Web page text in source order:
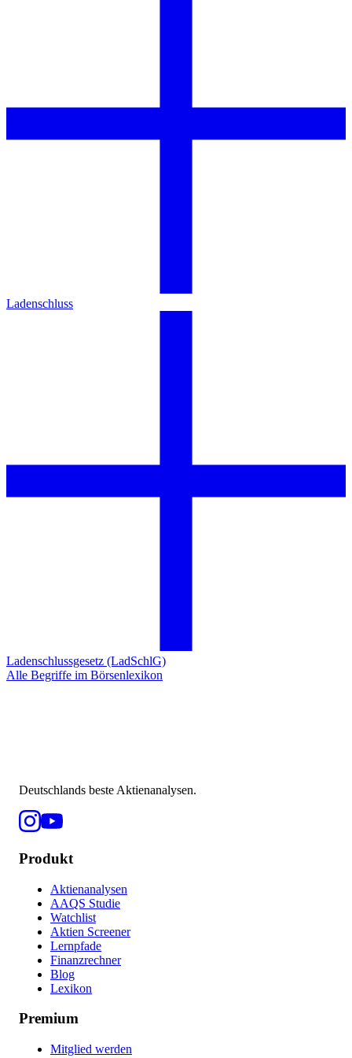
Ladenschluss
Ladenschlussgesetz (LadSchlG)
Alle Begriffe im Börsenlexikon
Deutschlands beste Aktienanalysen.
Produkt
Aktienanalysen
AAQS Studie
Watchlist
Aktien Screener
Lernpfade
Finanzrechner
Blog
Lexikon
Premium
Mitglied werden